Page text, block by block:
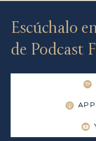
Escúchalo
de Podcast